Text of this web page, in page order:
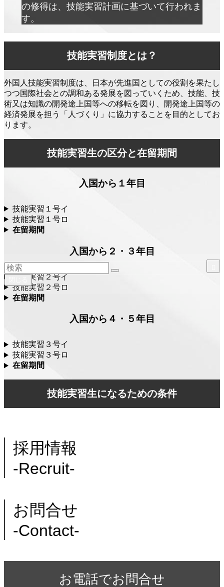
の修得は、技能実習計画に基づいて行われま
す。
技能実習制度とは？
外国人技能実習制度は、日本が先進国としての役割を果たし
つつ国際社会との調和ある発展を図っていくため、技能、技
術又は知識の開発途上国等への移転を図り、開発途上国等の
経済発展を担う「人づくり」に協力することを目的としてお
ります。
技能実習生の区分と在留期間
入国から１年目
技能実習１号イ
技能実習１号ロ
在留期間
入国から２・３年目
技能実習２号イ
技能実習２号ロ
在留期間
入国から４・５年目
技能実習３号イ
技能実習３号ロ
在留期間
技能実習生になるための条件
採用情報
-Recruit-
お問合せ
-Contact-
お電話でお問合せ